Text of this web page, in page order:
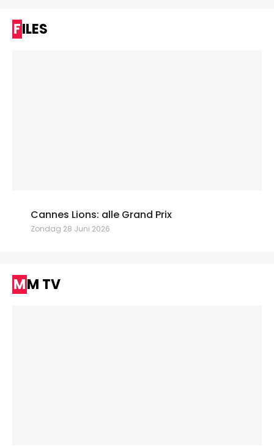
FILES
Cannes Lions: alle Grand Prix
Zondag 28 Juni 2026
MM TV